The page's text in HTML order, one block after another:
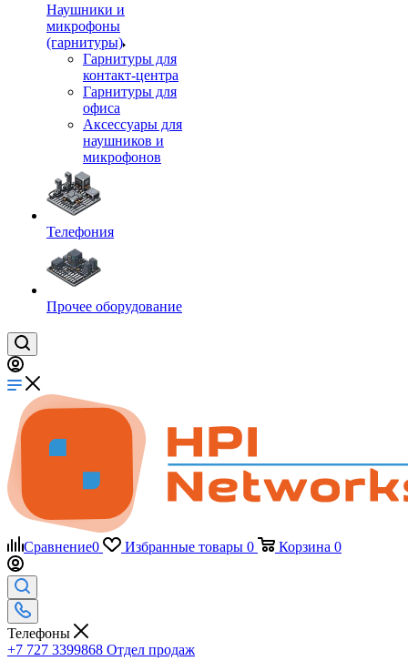
Наушники и
микрофоны
(гарнитуры)
Гарнитуры для
контакт-центра
Гарнитуры для
офиса
Аксессуары для
наушников и
микрофонов
Телефония
Прочее оборудование
Сравнение0 Избранные товары 0 Корзина 0
Телефоны
+7 727 3399868 Отдел продаж